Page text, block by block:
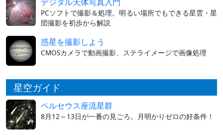
PCソフトで撮影＆処理。明るい場所でもできる星雲・星
団撮影を初歩から解説
惑星を撮影しよう
CMOSカメラで動画撮影、ステライメージで画像処理
星空ガイド
ペルセウス座流星群
8月12～13日が一番の見ごろ。月明かりゼロの好条件！